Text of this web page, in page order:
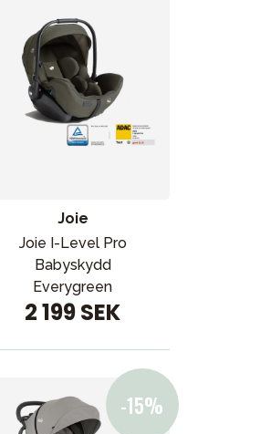
Joie
Joie I-Level Pro
Babyskydd
Everygreen
2 199 SEK